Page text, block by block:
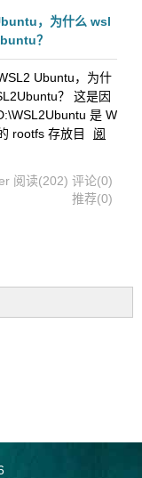
，为什么 wsl
？
Ubuntu，为什
？ 这是因
是 W
rootfs 存放目
阅
阅读(202) 评论(0)
推荐(0)